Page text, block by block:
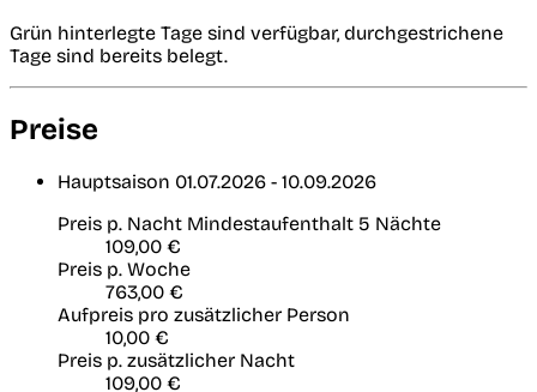
Grün hinterlegte Tage sind verfügbar, durchgestrichene
Tage sind bereits belegt.
Preise
Hauptsaison 01.07.2026 - 10.09.2026
Preis p. Nacht Mindestaufenthalt 5 Nächte
109,00 €
Preis p. Woche
763,00 €
Aufpreis pro zusätzlicher Person
10,00 €
Preis p. zusätzlicher Nacht
109,00 €